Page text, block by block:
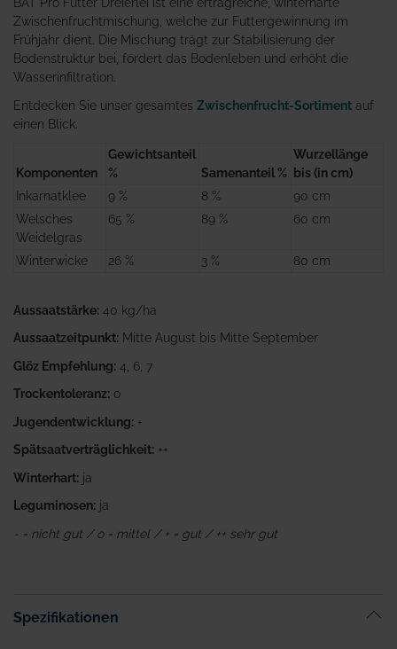
BAT Pro Futter Dreierlei ist eine ertragreiche, winterharte
Zwischenfruchtmischung, welche zur Futtergewinnung im
Frühjahr dient. Die Mischung trägt zur Stabilisierung der
Bodenstruktur bei, fördert das Bodenleben und erhöht die
Wasserinfiltration.
Entdecken Sie unser gesamtes Zwischenfrucht-Sortiment auf
einen Blick.
Komponenten
Gewichtsanteil
%
Samenanteil %
Wurzellänge
bis (in cm)
Inkarnatklee
9 % 8 %
90 cm
Welsches
Weidelgras
65 % 89 % 60 cm
Winterwicke 26 % 3 % 80 cm
Aussaatstärke: 40 kg/ha
Aussaatzeitpunkt: Mitte August bis Mitte September
Glöz Empfehlung: 4, 6, 7
Trockentoleranz: o
Jugendentwicklung: +
Spätsaatverträglichkeit: ++
Winterhart: ja
Leguminosen: ja
- = nicht gut / o = mittel / + = gut / ++ sehr gut
Spezifikationen